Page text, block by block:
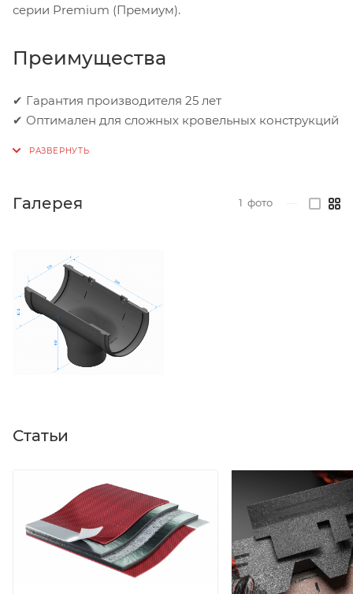
серии Premium (Премиум).
Преимущества
✔ Гарантия производителя 25 лет
✔ Оптимален для сложных кровельных конструкций
Галерея 1 фото
Статьи